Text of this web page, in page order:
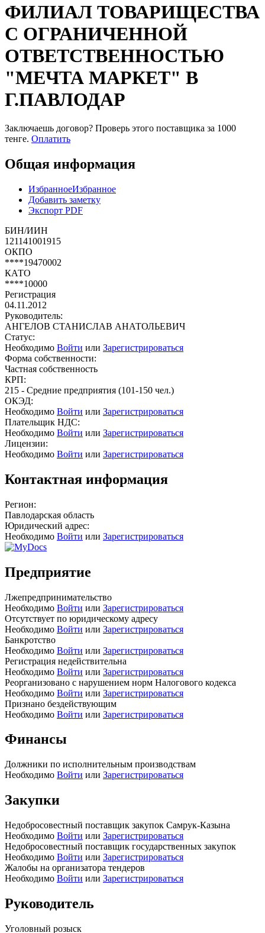
ФИЛИАЛ ТОВАРИЩЕСТВА
С ОГРАНИЧЕННОЙ
ОТВЕТСТВЕННОСТЬЮ
"МЕЧТА МАРКЕТ" В
Г.ПАВЛОДАР
Заключаешь договор? Проверь этого поставщика за 1000
тенге. Оплатить
Общая информация
ИзбранноеИзбранное
Добавить заметку
Экспорт PDF
БИН/ИИН
121141001915
ОКПО
****19470002
КАТО
****10000
Регистрация
04.11.2012
Руководитель:
АНГЕЛОВ СТАНИСЛАВ АНАТОЛЬЕВИЧ
Статус:
Необходимо Войти или Зарегистрироваться
Форма собственности:
Частная собственность
КРП:
215 - Средние предприятия (101-150 чел.)
ОКЭД:
Необходимо Войти или Зарегистрироваться
Плательщик НДС:
Необходимо Войти или Зарегистрироваться
Лицензии:
Необходимо Войти или Зарегистрироваться
Контактная информация
Регион:
Павлодарская область
Юридический адрес:
Необходимо Войти или Зарегистрироваться
Предприятие
Лжепредпринимательство
Необходимо Войти или Зарегистрироваться
Отсутствует по юридическому адресу
Необходимо Войти или Зарегистрироваться
Банкротство
Необходимо Войти или Зарегистрироваться
Регистрация недействительна
Необходимо Войти или Зарегистрироваться
Реорганизовано с нарушением норм Налогового кодекса
Необходимо Войти или Зарегистрироваться
Признано бездействующим
Необходимо Войти или Зарегистрироваться
Финансы
Должники по исполнительным производствам
Необходимо Войти или Зарегистрироваться
Закупки
Недобросовестный поставщик закупок Самрук-Казына
Необходимо Войти или Зарегистрироваться
Недобросовестный поставщик государственных закупок
Необходимо Войти или Зарегистрироваться
Жалобы на организатора тендеров
Необходимо Войти или Зарегистрироваться
Руководитель
Уголовный розыск